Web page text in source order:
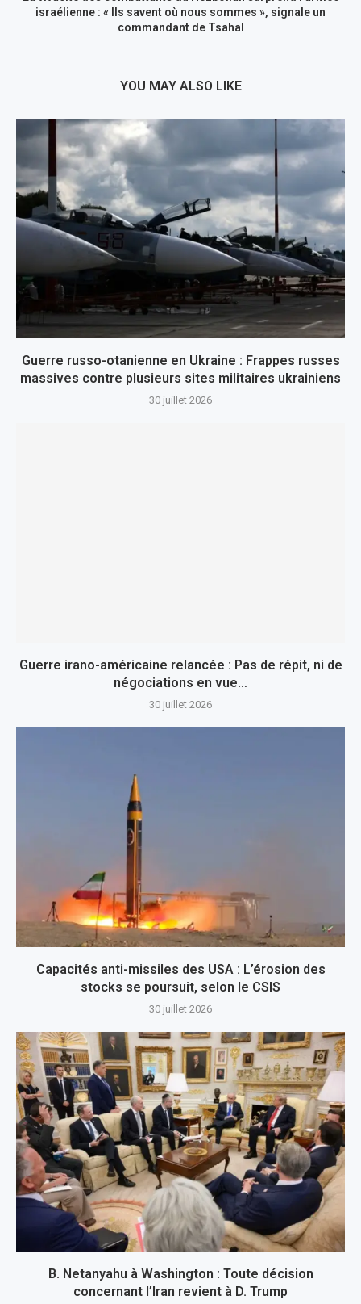
israélienne : « Ils savent où nous sommes », signale un
commandant de Tsahal
YOU MAY ALSO LIKE
Guerre russo-otanienne en Ukraine : Frappes russes
massives contre plusieurs sites militaires ukrainiens
30 juillet 2026
Guerre irano-américaine relancée : Pas de répit, ni de
négociations en vue…
30 juillet 2026
Capacités anti-missiles des USA : L’érosion des
stocks se poursuit, selon le CSIS
30 juillet 2026
B. Netanyahu à Washington : Toute décision
concernant l’Iran revient à D. Trump